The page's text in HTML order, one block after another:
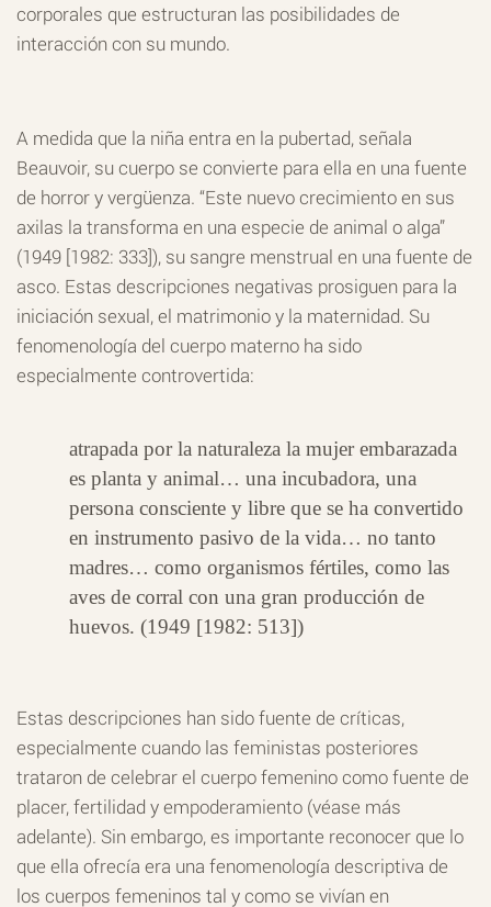
corporales que estructuran las posibilidades de
interacción con su mundo.
A medida que la niña entra en la pubertad, señala
Beauvoir, su cuerpo se convierte para ella en una fuente
de horror y vergüenza. “Este nuevo crecimiento en sus
axilas la transforma en una especie de animal o alga”
(1949 [1982: 333]), su sangre menstrual en una fuente de
asco. Estas descripciones negativas prosiguen para la
iniciación sexual, el matrimonio y la maternidad. Su
fenomenología del cuerpo materno ha sido
especialmente controvertida:
atrapada por la naturaleza la mujer embarazada
es planta y animal… una incubadora, una
persona consciente y libre que se ha convertido
en instrumento pasivo de la vida… no tanto
madres… como organismos fértiles, como las
aves de corral con una gran producción de
huevos. (1949 [1982: 513])
Estas descripciones han sido fuente de críticas,
especialmente cuando las feministas posteriores
trataron de celebrar el cuerpo femenino como fuente de
placer, fertilidad y empoderamiento (véase más
adelante). Sin embargo, es importante reconocer que lo
que ella ofrecía era una fenomenología descriptiva de
los cuerpos femeninos tal y como se vivían en